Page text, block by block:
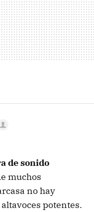
de sonido
muchos
no hay
potentes.